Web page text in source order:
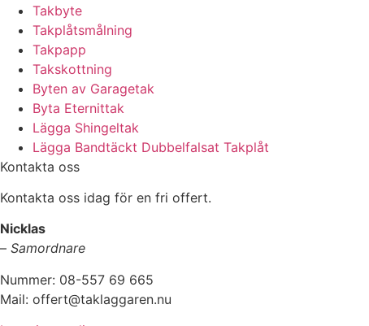
Takbyte
Takplåtsmålning
Takpapp
Takskottning
Byten av Garagetak
Byta Eternittak
Lägga Shingeltak
Lägga Bandtäckt Dubbelfalsat Takplåt
Kontakta oss
Kontakta oss idag för en fri offert.
Nicklas
– Samordnare
Nummer: 08-557 69 665
Mail: offert@taklaggaren.nu